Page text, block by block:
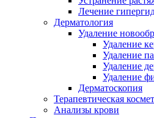
Лечение
Дерматология
Удаление
Удаление
Удаление
Удаление
Удаление
Дерматоскопия
Терапевтическая
Анализы крови